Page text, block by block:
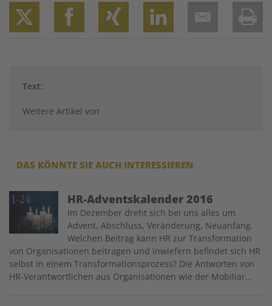
TwitterFacebook
XINGLinkedIn
Email
Text:
Weitere Artikel von
DAS KÖNNTE SIE AUCH INTERESSIEREN
HR-Adventskalender 2016
Image
Im Dezember dreht sich bei uns alles um
Advent, Abschluss, Veränderung, Neuanfang.
Welchen Beitrag kann HR zur Transformation
von Organisationen beitragen und inwiefern befindet sich HR
selbst in einem Transformationsprozess? Die Antworten von
HR-Verantwortlichen aus Organisationen wie der Mobiliar…